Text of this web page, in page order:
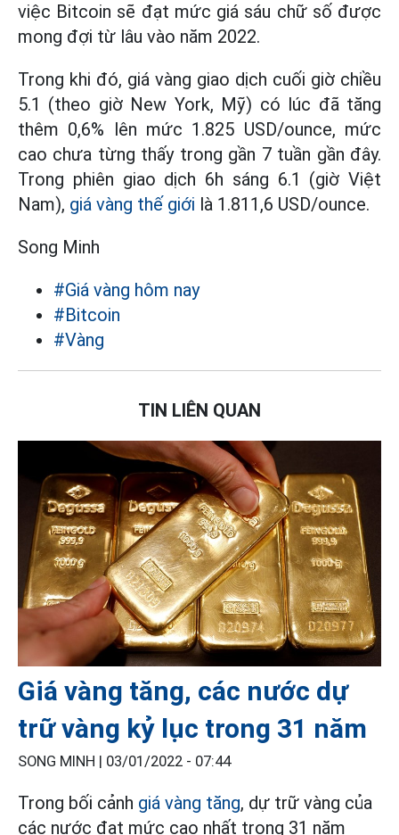
việc Bitcoin sẽ đạt mức giá sáu chữ số được
mong đợi từ lâu vào năm 2022.
Trong khi đó, giá vàng giao dịch cuối giờ chiều
5.1 (theo giờ New York, Mỹ) có lúc đã tăng
thêm 0,6% lên mức 1.825 USD/ounce, mức
cao chưa từng thấy trong gần 7 tuần gần đây.
Trong phiên giao dịch 6h sáng 6.1 (giờ Việt
Nam), giá vàng thế giới là 1.811,6 USD/ounce.
Song Minh
#Giá vàng hôm nay
#Bitcoin
#Vàng
TIN LIÊN QUAN
Giá vàng tăng, các nước dự
trữ vàng kỷ lục trong 31 năm
SONG MINH | 03/01/2022 - 07:44
Trong bối cảnh giá vàng tăng, dự trữ vàng của
các nước đạt mức cao nhất trong 31 năm